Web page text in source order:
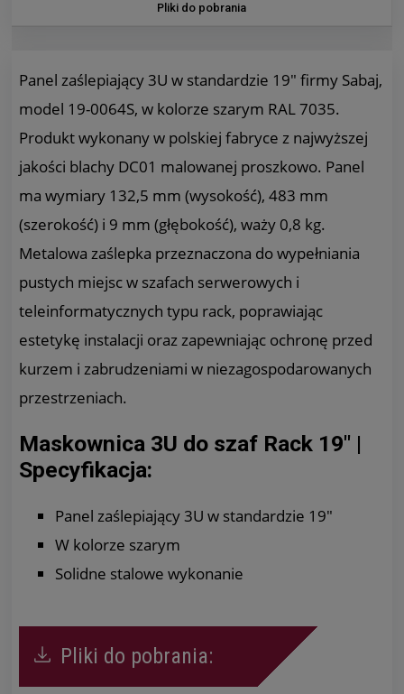
Pliki do pobrania
Panel zaślepiający 3U w standardzie 19" firmy Sabaj,
model 19-0064S, w kolorze szarym RAL 7035.
Produkt wykonany w polskiej fabryce z najwyższej
jakości blachy DC01 malowanej proszkowo. Panel
ma wymiary 132,5 mm (wysokość), 483 mm
(szerokość) i 9 mm (głębokość), waży 0,8 kg.
Metalowa zaślepka przeznaczona do wypełniania
pustych miejsc w szafach serwerowych i
teleinformatycznych typu rack, poprawiając
estetykę instalacji oraz zapewniając ochronę przed
kurzem i zabrudzeniami w niezagospodarowanych
przestrzeniach.
Maskownica 3U do szaf Rack 19" |
Specyfikacja:
Panel zaślepiający 3U w standardzie 19"
W kolorze szarym
Solidne stalowe wykonanie
Pliki do pobrania: